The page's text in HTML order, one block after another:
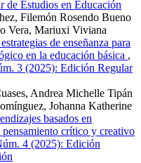
Estudios en Educación
Filemón Rosendo Bueno
Vera, Mariuxi Viviana
de enseñanza para
en la educación básica ,
3 (2025): Edición Regular
Andrea Michelle Tipán
Johanna Katherine
basados en
crítico y creativo
4 (2025): Edición